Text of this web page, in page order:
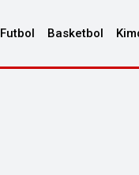
Futbol Basketbol